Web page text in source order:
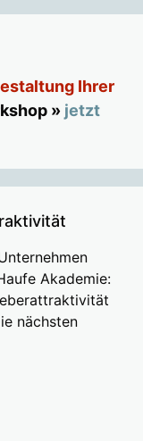
Ihrer
» jetzt
Akademie:
nächsten